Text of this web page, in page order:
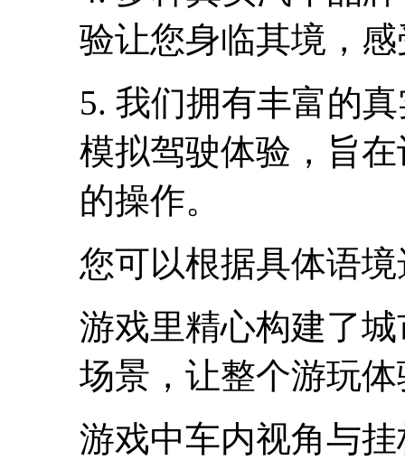
验让您身临其境，
5. 我们拥有丰富的
模拟驾驶体验，旨
的操作。
您可以根据具体语
游戏里精心构建了
场景，让整个游玩
游戏中车内视角与